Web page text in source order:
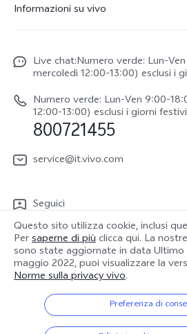
X300
V70 FE
vivo Watch GT 2
Y31 5G
vivo Buds Air3
Funtouch OS
Aggiornamento del sistema
Manuale utente
Informazioni sulla Garanzia
Scarica le LUT per il ripristino di Log
Informazioni su vivo
Lavori con noi
Netiquette vivo
Note legali
Centro per la privacy di vivo
Live chat:Numero verde: Lun-
mercoledì 12:00-13:00) esclusi i
Numero verde: Lun-Ven 9:00-
12:00-13:00) esclusi i giorni festivi
800721455
service@it.vivo.com
Seguici
Italia | Seleziona paese/regione
Questo sito utilizza cookie, inclusi
Persaperne di piùclicca qui. La
sono state aggiornate in data Ultimo
maggio 2022, puoi visualizzare la
Norme sulla privacy vivo.
Preferenza di